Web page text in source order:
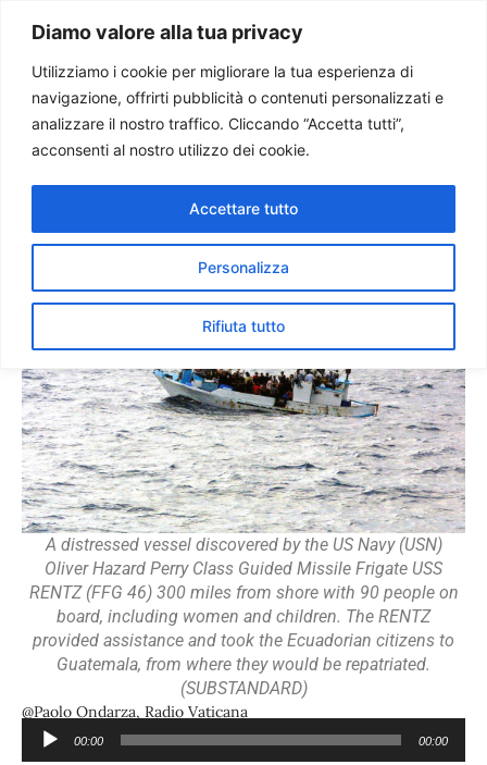
Diamo valore alla tua privacy
Utilizziamo i cookie per migliorare la tua esperienza di
navigazione, offrirti pubblicità o contenuti personalizzati e
analizzare il nostro traffico. Cliccando “Accetta tutti”,
acconsenti al nostro utilizzo dei cookie.
Personalizza
Rifiuta tutto
Accettare tutto
Paolo Ondarza
S.Sede all’Onu: protezione
rifugiati e sicurezza
frontiere sono
complementari
A distressed vessel discovered by the US Navy (USN)
Oliver Hazard Perry Class Guided Missile Frigate USS
RENTZ (FFG 46) 300 miles from shore with 90 people on
board, including women and children. The RENTZ
provided assistance and took the Ecuadorian citizens to
Guatemala, from where they would be repatriated.
(SUBSTANDARD)
@Paolo Ondarza, Radio Vaticana
Ascolta l’audio:Audio
00:00 00:00